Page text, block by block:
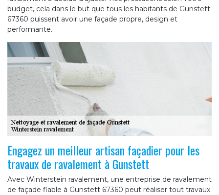
budget, cela dans le but que tous les habitants de Gunstett
67360 puissent avoir une façade propre, design et
performante.
Engagez un meilleur artisan façadier pour les
travaux de ravalement à Gunstett
Avec Winterstein ravalement, une entreprise de ravalement
de façade fiable à Gunstett 67360 peut réaliser tout travaux